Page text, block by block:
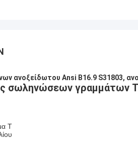
ανοξείδωτου Ansi B16.9 S31803,
σωληνώσεων γραμμάτων
Τ